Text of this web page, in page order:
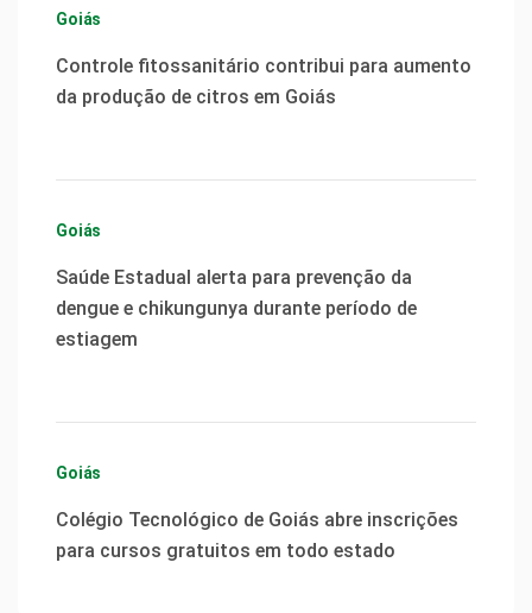
Goiás
Controle fitossanitário contribui para aumento
da produção de citros em Goiás
Goiás
Saúde Estadual alerta para prevenção da
dengue e chikungunya durante período de
estiagem
Goiás
Colégio Tecnológico de Goiás abre inscrições
para cursos gratuitos em todo estado